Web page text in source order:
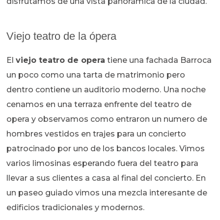
Viejo teatro de la ópera
Elviejo teatro de opera tiene una fachada Barroca
un poco como una tarta de matrimonio pero
dentro contiene un auditorio moderno. Una noche
cenamos en una terraza enfrente del teatro de
opera y observamos como entraron un numero de
hombres vestidos en trajes para un concierto
patrocinado por uno de los bancos locales. Vimos
varios limosinas esperando fuera del teatro para
llevar a sus clientes a casa al final del concierto. En
un paseo guiado vimos una mezcla interesante de
edificios tradicionales y modernos.